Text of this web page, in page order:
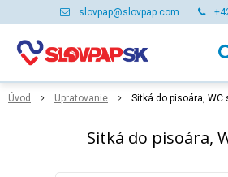
slovpap@slovpap.com
Úvod Upratovanie Sitká do pisoára, WC
Sitká do pisoára,